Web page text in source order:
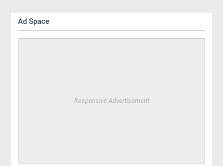
Ad Space
Responsive Advertisement